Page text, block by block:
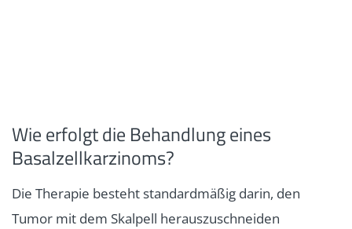
Wie erfolgt die Behandlung eines
Basalzellkarzinoms?
Die Therapie besteht standardmäßig darin, den
Tumor mit dem Skalpell herauszuschneiden